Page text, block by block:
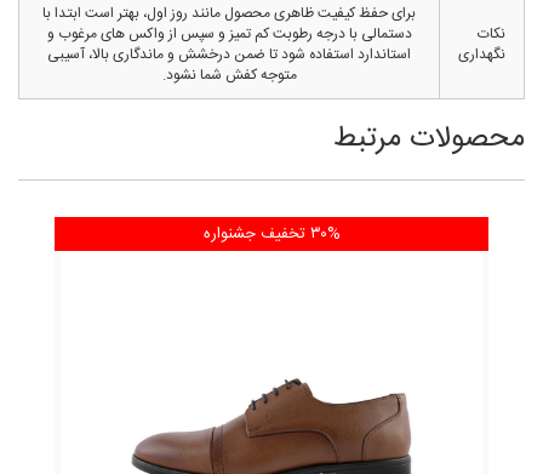
نکات
نگهداری
برای حفظ کیفیت ظاهری محصول مانند روز اول، بهتر است ابتدا با
دستمالی با درجه رطوبت کم تمیز و سپس از واکس های مرغوب و
استاندارد استفاده شود تا ضمن درخشش و ماندگاری بالا، آسیبی
متوجه کفش شما نشود.
محصولات مرتبط
۳۰% تخفیف جشنواره